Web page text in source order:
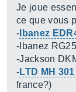
Je joue
ce que vous
- Ibanez
-Ibanez
-Jackson
-LTD MH 301
france?)